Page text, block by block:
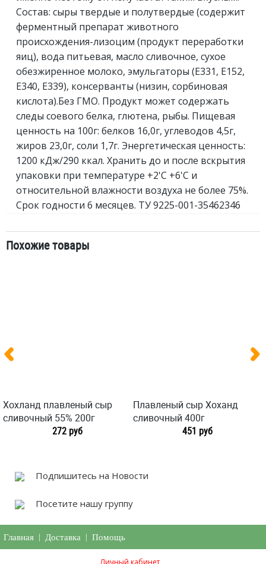
Состав: сыры твердые и полутвердые (содержит
ферментный препарат животного
происхождения-лизоцим (продукт переработки
яиц), вода питьевая, масло сливочное, сухое
обезжиренное молоко, эмульгаторы (Е331, Е152,
Е340, Е339), консерванты (низин, сорбиновая
кислота).Без ГМО. Продукт может содержать
следы соевого белка, глютена, рыбы. Пищевая
ценность на 100г: белков 16,0г, углеводов 4,5г,
жиров 23,0г, соли 1,7г. Энергетическая ценность:
1200 кДж/290 ккал. Хранить до и после вскрытия
упаковки при температуре +2'С +6'С и
относительной влажности воздуха не более 75%.
Срок годности 6 месяцев. ТУ 9225-001-35462346
Похожие товары
Хохланд плавленый сыр
сливочный 55% 200г
272 руб
Плавленый сыр Хоханд
сливочный 400г
451 руб
Подпишитесь на Новости
Посетите нашу группу
Главная Доставка Помощь
Личный кабинет